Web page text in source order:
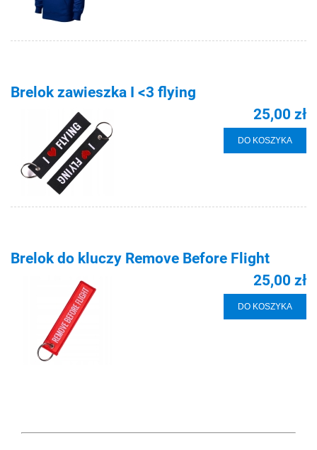
Brelok zawieszka I <3 flying
25,00 zł
DO KOSZYKA
Brelok do kluczy Remove Before Flight
25,00 zł
DO KOSZYKA